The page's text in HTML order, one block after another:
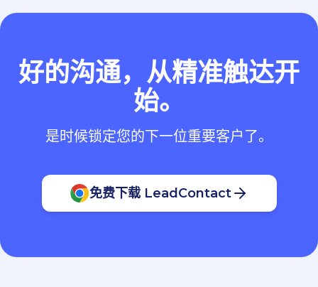
好的沟通，从精准触达开
始。
是时候锁定您的下一位重要客户了。
免费下载 LeadContact